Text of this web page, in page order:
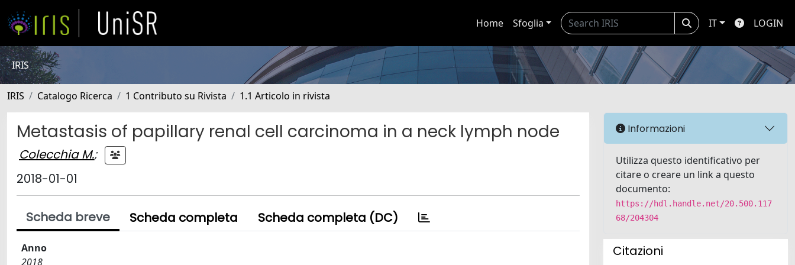
Home Sfoglia IT LOGIN
IRIS
IRIS Catalogo Ricerca 1 Contributo su Rivista 1.1 Articolo in rivista
Metastasis of papillary renal cell carcinoma in a neck lymph node
Colecchia M.;
2018-01-01
Scheda breve Scheda completa Scheda completa (DC)
Anno
2018
Informazioni
Utilizza questo identificativo per
citare o creare un link a questo
documento:
https://hdl.handle.net/20.500.117
68/204304
Citazioni